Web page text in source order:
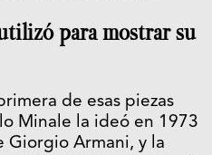
para mostrar su
de esas piezas
Minale la ideó en 1973
Giorgio Armani, y la